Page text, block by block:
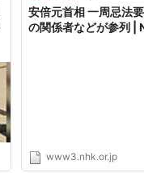
安倍元首相 一周忌法
の関係者などが参列 |
www3.nhk.or.jp